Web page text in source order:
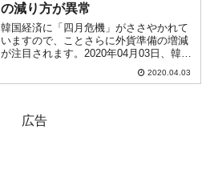
の減り方が異常
韓国経済に「四月危機」がささやかれて
いますので、ことさらに外貨準備の増減
が注目されます。2020年04月03日、韓国
銀行から2020年03月末時点での韓国の外
貨準備高が公表されました。以下のよう
2020.04.03
広告